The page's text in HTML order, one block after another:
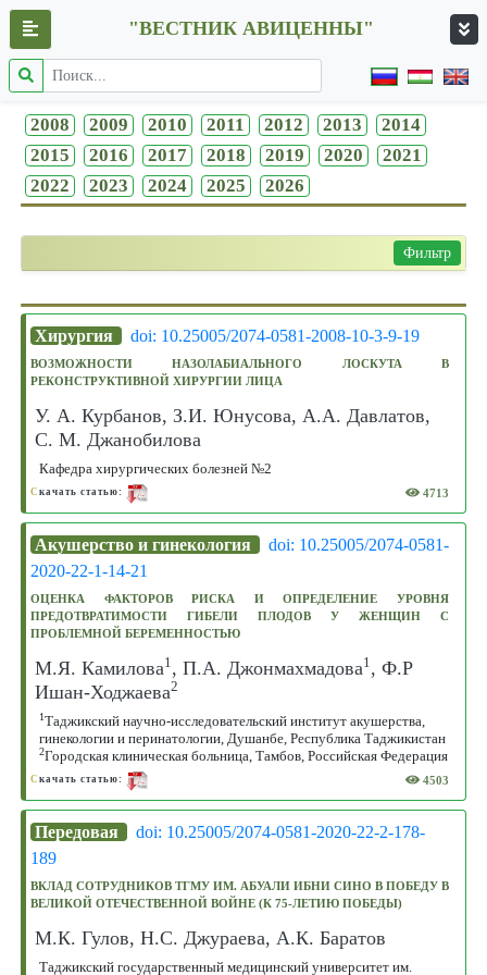
"ВЕСТНИК АВИЦЕННЫ"
2008 2009 2010 2011 2012 2013
2014
2015
2016 2017 2018 2019 2020
2021
2022
2023 2024 2025 2026
Фильтр
Хирургия doi: 10.25005/2074-0581-2008-10-3-9-19
ВОЗМОЖНОСТИ НАЗОЛАБИАЛЬНОГО ЛОСКУТА В
РЕКОНСТРУКТИВНОЙ ХИРУРГИИ ЛИЦА
У. А. Курбанов, З.И. Юнусова, А.А. Давлатов,
С. М. Джанобилова
Кафедра хирургических болезней №2
С качать статью: 4713
Акушерство и гинекология
doi: 10.25005/2074-0581-
2020-22-1-14-21
ОЦЕНКА ФАКТОРОВ РИСКА И ОПРЕДЕЛЕНИЕ УРОВНЯ
ПРЕДОТВРАТИМОСТИ ГИБЕЛИ ПЛОДОВ У ЖЕНЩИН С
ПРОБЛЕМНОЙ БЕРЕМЕННОСТЬЮ
М.Я. Камилова1, П.А. Джонмахмадова1, Ф.Р
Ишан-Ходжаева2
1Таджикский научно-исследовательский институт акушерства,
гинекологии и перинатологии, Душанбе, Республика Таджикистан
2Городская клиническая больница, Тамбов, Российская Федерация
С качать статью: 4503
Передовая
doi: 10.25005/2074-0581-2020-22-2-178-
189
ВКЛАД СОТРУДНИКОВ ТГМУ ИМ. АБУАЛИ ИБНИ СИНО В ПОБЕДУ В
ВЕЛИКОЙ ОТЕЧЕСТВЕННОЙ ВОЙНЕ (К 75-ЛЕТИЮ ПОБЕДЫ)
М.К. Гулов, Н.С. Джураева, А.К. Баратов
Таджикский государственный медицинский университет им.